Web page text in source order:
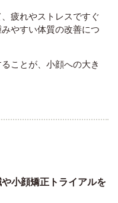
疲れやストレスですぐ
やすい体質の改善につ
ことが、小顔への大き
小顔矯正トライアルを